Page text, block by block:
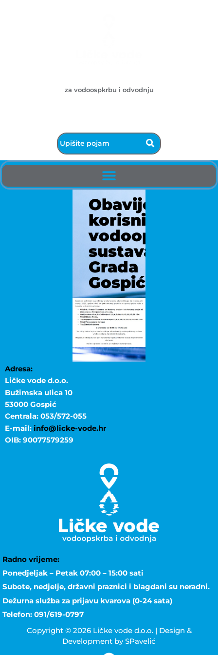
za vodoospkrbu i odvodnju
Obavijest
korisnicima
sustava
Grada
Gospića
Adresa:
Ličke vode d.o.o.
Bužimska ulica 10
53000 Gospić
Centrala: 053/572-055
E-mail: info@licke-vode.hr
OIB: 90077579259
Radno vrijeme:
Ponedjeljak – Petak 07:00 – 15:00 sati
Subote, nedjelje, državni praznici i blagdani su neradni.
Dežurna služba za prijavu kvarova (0-24 sata)
Telefon: 091/619-0797
Copyright © 2026 Ličke vode d.o.o. | Design &
Development by SPavelić